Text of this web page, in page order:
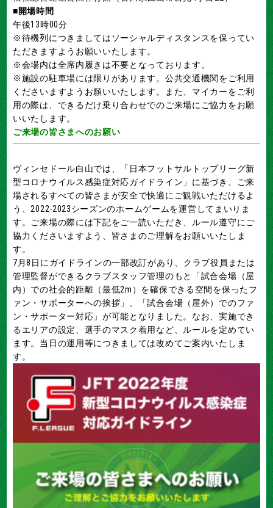
■開場時間
午後13時00分
※待機列につきましてはソーシャルディスタンスを保ってい
ただきますようお願いいたします。
※会場内は全席内履きは不要となっております。
※施設の駐車場には限りがあります。公共交通機関をご利用
くださいますようお願いいたします。また、マイカーをご利
用の際は、できるだけ乗り合わせでのご来場にご協力をお願
いいたします。
ご来場の皆さまへのお願い
ヴィンセドール白山では、「日本フットサルトップリーグ新
型コロナウイルス感染症対応ガイドライン」に基づき、ご来
場されるすべての皆さまが安全で快適にご観戦いただけるよ
う、2022-2023シーズンのホームゲームを運営してまいりま
す。ご来場の際には下記をご一読いただき、ルール遵守にご
協力くださいますよう、皆さまのご理解をお願いいたしま
す。
7月8日にガイドラインの一部改訂があり、クラブ役員または
管理監督ができるクラブスタッフ管理のもと「試合会場（屋
内）での社会的距離（最低2m）を確保できる空間を保ったフ
ァン・サポーターへの挨拶」、「試合会場（屋外）でのファ
ン・サポーター対応」が可能となりました。なお、実施でき
るエリアの設定、選手のマスク着用など、ルールを定めてい
ます。当日の運用等につきましては改めてご案内いたしま
す。